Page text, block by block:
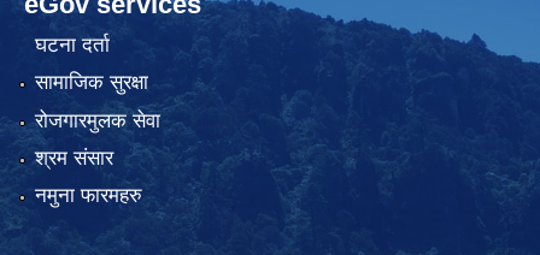
घटना दर्ता
सामाजिक सुरक्षा
रोजगारमुलक सेवा
श्रम संसार
नमुना फारमहरु